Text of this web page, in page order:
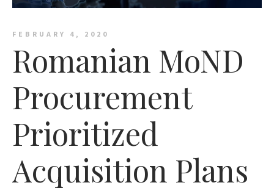
FEBRUARY 4, 2020
Romanian MoND
Procurement
Prioritized
Acquisition Plans